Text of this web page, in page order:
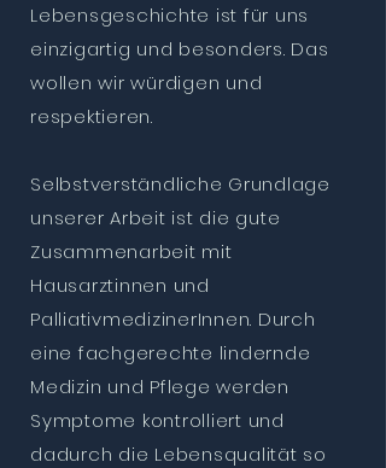
Lebensgeschichte ist für uns
einzigartig und besonders. Das
wollen wir würdigen und
respektieren.
Selbstverständliche Grundlage
unserer Arbeit ist die gute
Zusammenarbeit mit
Hausarztinnen und
PalliativmedizinerInnen. Durch
eine fachgerechte lindernde
Medizin und Pflege werden
Symptome kontrolliert und
dadurch die Lebensqualität so